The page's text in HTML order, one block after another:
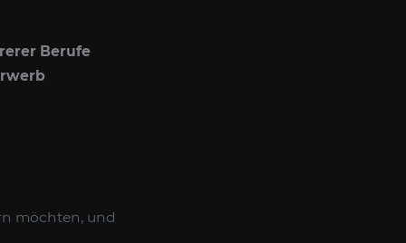
Berufe
möchten, und